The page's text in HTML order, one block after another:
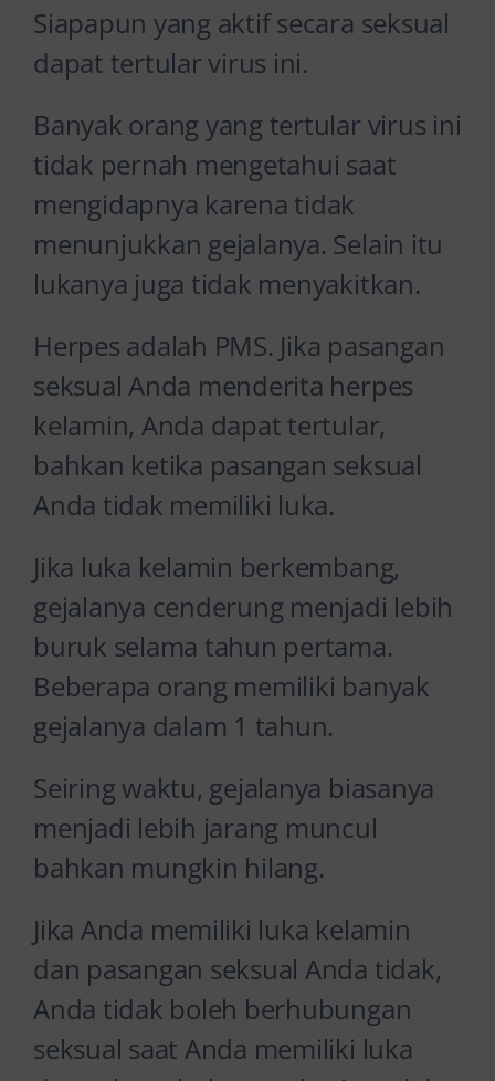
Siapapun yang aktif secara seksual
dapat tertular virus ini.
Banyak orang yang tertular virus ini
tidak pernah mengetahui saat
mengidapnya karena tidak
menunjukkan gejalanya. Selain itu
lukanya juga tidak menyakitkan.
Herpes adalah PMS. Jika pasangan
seksual Anda menderita herpes
kelamin, Anda dapat tertular,
bahkan ketika pasangan seksual
Anda tidak memiliki luka.
Jika luka kelamin berkembang,
gejalanya cenderung menjadi lebih
buruk selama tahun pertama.
Beberapa orang memiliki banyak
gejalanya dalam 1 tahun.
Seiring waktu, gejalanya biasanya
menjadi lebih jarang muncul
bahkan mungkin hilang.
Jika Anda memiliki luka kelamin
dan pasangan seksual Anda tidak,
Anda tidak boleh berhubungan
seksual saat Anda memiliki luka